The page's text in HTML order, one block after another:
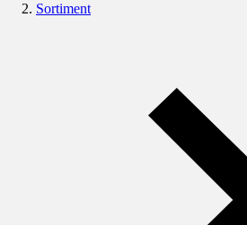
Sortiment